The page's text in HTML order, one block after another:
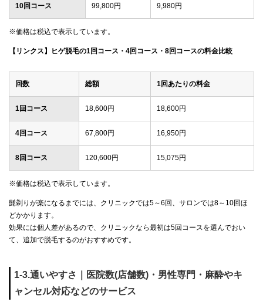
10回コース 99,800円 9,980円
※価格は税込で表示しています。
【リンクス】ヒゲ脱毛の1回コース・4回コース・8回コースの料金比較
回数 総額 1回あたりの料金
1回コース 18,600円 18,600円
4回コース 67,800円 16,950円
8回コース 120,600円 15,075円
※価格は税込で表示しています。
髭剃りが楽になるまでには、クリニックでは5～6回、サロンでは8～10回ほ
どかかります。
効果には個人差があるので、クリニックなら最初は5回コースを選んでおい
て、追加で脱毛するのがおすすめです。
1-3.通いやすさ｜医院数(店舗数)・男性専門・麻酔やキ
ャンセル対応などのサービス